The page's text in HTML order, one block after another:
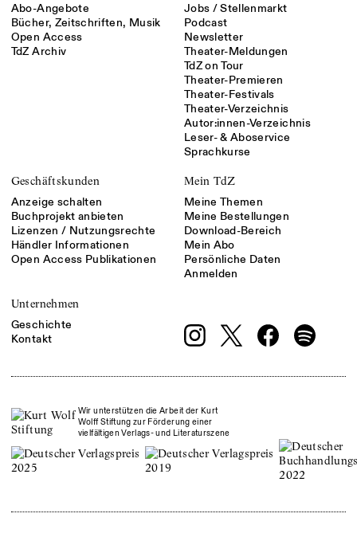
Abo-Angebote
Bücher, Zeitschriften, Musik
Open Access
TdZ Archiv
Jobs / Stellenmarkt
Podcast
Newsletter
Theater-Meldungen
TdZ on Tour
Theater-Premieren
Theater-Festivals
Theater-Verzeichnis
Autor:innen-Verzeichnis
Leser- & Aboservice
Sprachkurse
Geschäftskunden
Anzeige schalten
Buchprojekt anbieten
Lizenzen / Nutzungsrechte
Händler Informationen
Open Access Publikationen
Mein TdZ
Meine Themen
Meine Bestellungen
Download-Bereich
Mein Abo
Persönliche Daten
Anmelden
Unternehmen
Geschichte
Kontakt
Wir unterstützen die Arbeit der Kurt
Wolff Stiftung zur Förderung einer
vielfältigen Verlags- und Literaturszene